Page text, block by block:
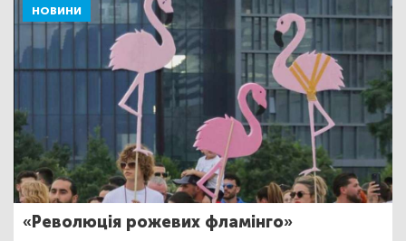
НОВИНИ
«Революція рожевих фламінго»